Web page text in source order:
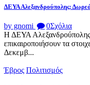
ΔΕΥΑ Αλεξανδρούπολης:
by gnomi 0Σχόλια
Η ΔΕΥΑ Αλεξανδρούπολης
επικαιροποιήσουν τα
Δεκεμβ...
Έβρος Πολιτισμός